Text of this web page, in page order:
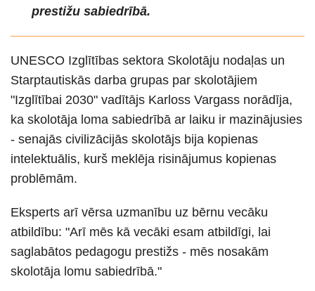
prestižu sabiedrībā.
UNESCO Izglītības sektora Skolotāju nodaļas un
Starptautiskās darba grupas par skolotājiem
"Izglītībai 2030" vadītājs Karloss Vargass norādīja,
ka skolotāja loma sabiedrībā ar laiku ir mazinājusies
- senajās civilizācijās skolotājs bija kopienas
intelektuālis, kurš meklēja risinājumus kopienas
problēmām.
Eksperts arī vērsa uzmanību uz bērnu vecāku
atbildību: "Arī mēs kā vecāki esam atbildīgi, lai
saglabātos pedagogu prestižs - mēs nosakām
skolotāja lomu sabiedrībā."